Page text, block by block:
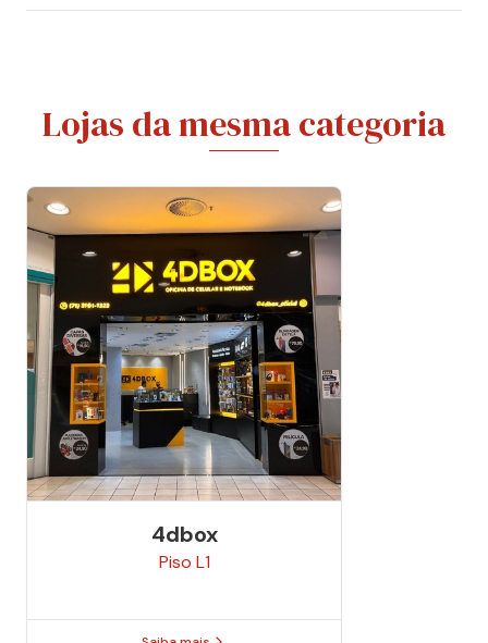
Lojas da mesma categoria
4dbox
Piso L1